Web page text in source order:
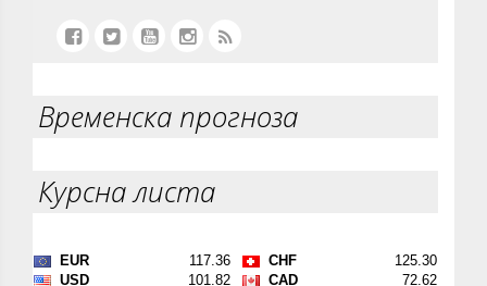
Временска прогноза
Курсна листа